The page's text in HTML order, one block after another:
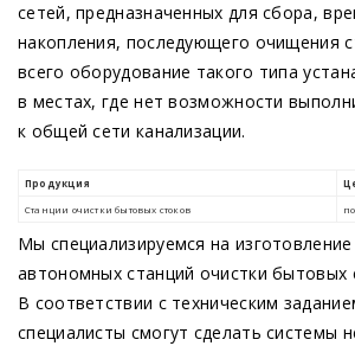
сетей, предназначенных для сбора,
накопления, последующего очищения
всего оборудование такого типа
в местах, где нет возможности
к общей сети канализации.
Мы специализируемся на изготовление
автономных станций очистки бытовых
В соответствии с техническим
специалисты смогут сделать системы